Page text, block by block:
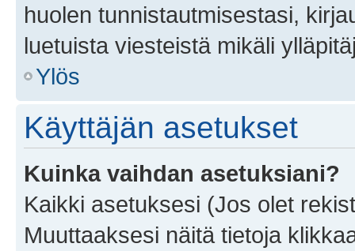
huolen tunnistautmisestasi,
luetuista viesteistä mikäli
Ylös
Käyttäjän asetukset
Kuinka vaihdan asetuksiani?
Kaikki asetuksesi (Jos olet
Muuttaaksesi näitä tietoja